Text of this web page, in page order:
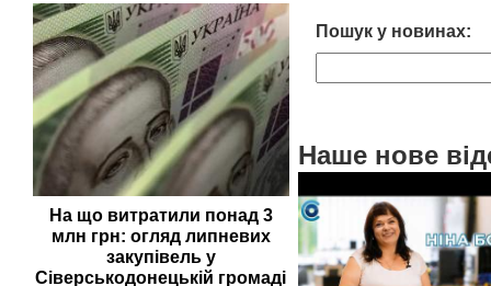
На що витратили понад 3
млн грн: огляд липневих
закупівель у
Сіверськодонецькій громаді
Пошук у новинах:
Наше нове